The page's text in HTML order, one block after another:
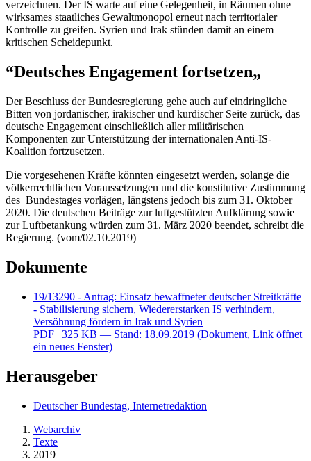
verzeichnen. Der IS warte auf eine Gelegenheit, in Räumen ohne
wirksames staatliches Gewaltmonopol erneut nach territorialer
Kontrolle zu greifen. Syrien und Irak stünden damit an einem
kritischen Scheidepunkt.
“Deutsches Engagement fortsetzen„
Der Beschluss der Bundesregierung gehe auch auf eindringliche
Bitten von jordanischer, irakischer und kurdischer Seite zurück, das
deutsche Engagement einschließlich aller militärischen
Komponenten zur Unterstützung der internationalen Anti-IS-
Koalition fortzusetzen.
Die vorgesehenen Kräfte könnten eingesetzt werden, solange die
völkerrechtlichen Voraussetzungen und die konstitutive Zustimmung
des Bundestages vorlägen, längstens jedoch bis zum 31. Oktober
2020. Die deutschen Beiträge zur luftgestützten Aufklärung sowie
zur Luftbetankung würden zum 31. März 2020 beendet, schreibt die
Regierung. (vom/02.10.2019)
Dokumente
19/13290 - Antrag: Einsatz bewaffneter deutscher Streitkräfte
- Stabilisierung sichern, Wiedererstarken IS verhindern,
Versöhnung fördern in Irak und Syrien
PDF | 325 KB — Stand: 18.09.2019 (Dokument, Link öffnet
ein neues Fenster)
Herausgeber
Deutscher Bundestag, Internetredaktion
Webarchiv
Texte
2019